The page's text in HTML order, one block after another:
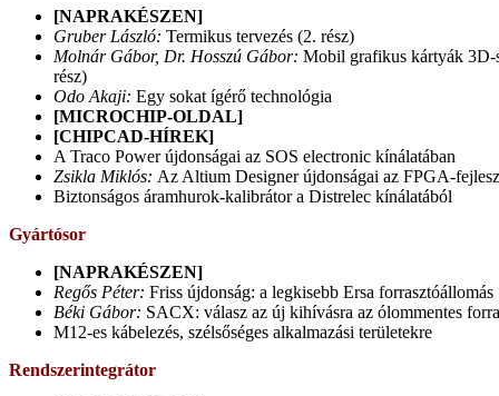
[NAPRAKÉSZEN]
Gruber László: Termikus tervezés (2. rész)
Molnár Gábor, Dr. Hosszú Gábor: Mobil grafikus kártyák 3D-
rész)
Odo Akaji: Egy sokat ígérő technológia
[MICROCHIP-OLDAL]
[CHIPCAD-HÍREK]
A Traco Power újdonságai az SOS electronic kínálatában
Zsikla Miklós: Az Altium Designer újdonságai az FPGA-
Biztonságos áramhurok-kalibrátor a Distrelec kínálatából
Gyártósor
[NAPRAKÉSZEN]
Regős Péter: Friss újdonság: a legkisebb Ersa forrasztóállomás
Béki Gábor: SACX: válasz az új kihívásra az ólommentes
M12-es kábelezés, szélsőséges alkalmazási területekre
Rendszerintegrátor